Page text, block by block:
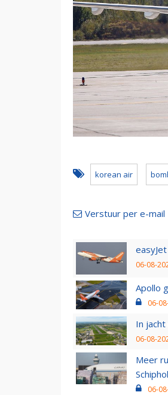
korean air
Verstuur per e-mail
06-08-
Apollo
06-
In
06-08-
Meer
Schiphol
06-